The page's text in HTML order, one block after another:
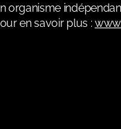
organisme
en savoir plus :